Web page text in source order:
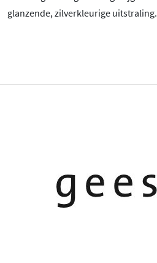
glanzende, zilverkleurige uitstraling.